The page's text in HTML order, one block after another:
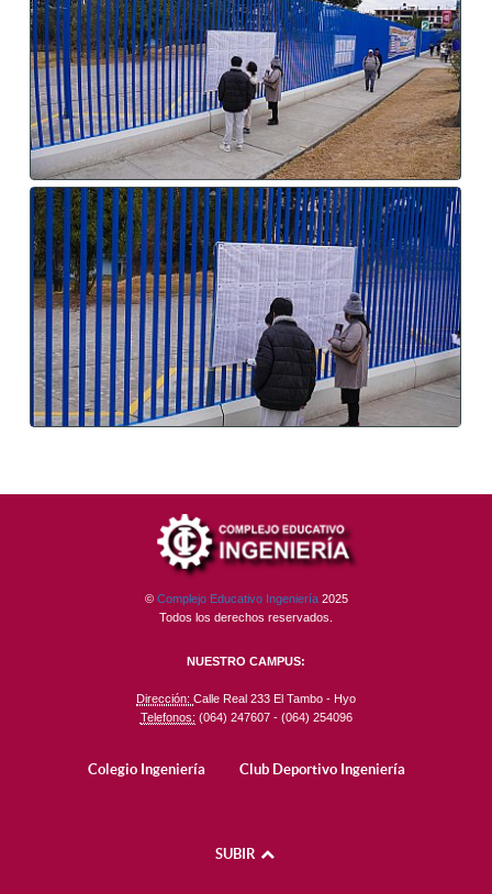
© Complejo Educativo Ingeniería 2025
Todos los derechos reservados.
NUESTRO CAMPUS:
Dirección: Calle Real 233 El Tambo - Hyo
Telefonos: (064) 247607 - (064) 254096
Colegio Ingeniería Club Deportivo Ingeniería
SUBIR